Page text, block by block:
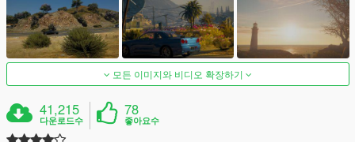
모든 이미지와 비디오 확장하기
41,215
다운로드수
78
좋아요수